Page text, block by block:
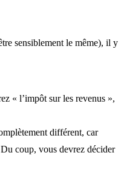
sensiblement le même), il y
« l’impôt sur les revenus »,
différent, car
coup, vous devrez décider